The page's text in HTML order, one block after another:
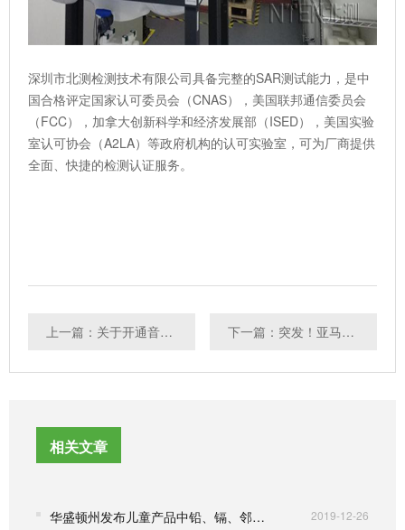
深圳市北测检测技术有限公司具备完整的SAR测试能力，是中
国合格评定国家认可委员会（CNAS），美国联邦通信委员会
（FCC），加拿大创新科学和经济发展部（ISED），美国实验
室认可协会（A2LA）等政府机构的认可实验室，可为厂商提供
全面、快捷的检测认证服务。
上一篇：关于开通音视频、信息技术和通信技术设备的声学能量源的安全防护认证（001115类别）的通知 下一篇：突发！亚马逊全面下架这类商品？或10万+卖家受影响
相关文章
华盛顿州发布儿童产品中铅、镉、邻苯二甲酸酯的执法指南 2019-12-26